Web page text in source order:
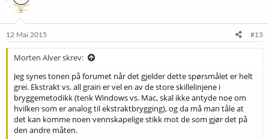
j
o
e
12 Mai 2015 #13
Morten Alver skrev:
Jeg synes tonen på forumet når det gjelder dette spørsmålet er helt
grei. Ekstrakt vs. all grain er vel en av de store skillelinjene i
bryggemetodikk (tenk Windows vs. Mac, skal ikke antyde noe om
hvilken som er analog til ekstraktbrygging), og da må man tåle at
det kan komme noen vennskapelige stikk mot de som gjør det på
den andre måten.